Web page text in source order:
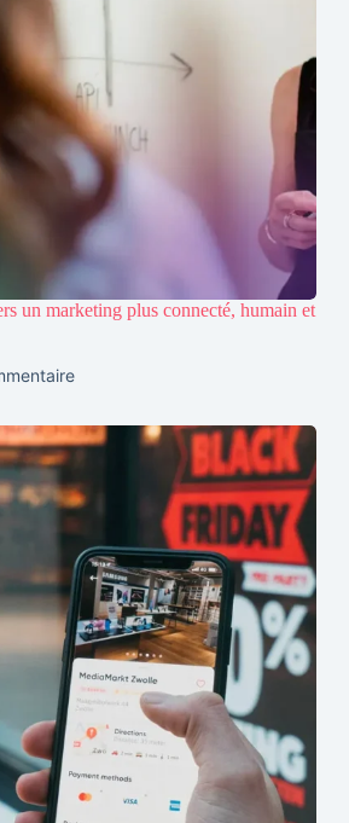
un marketing plus connecté, humain et